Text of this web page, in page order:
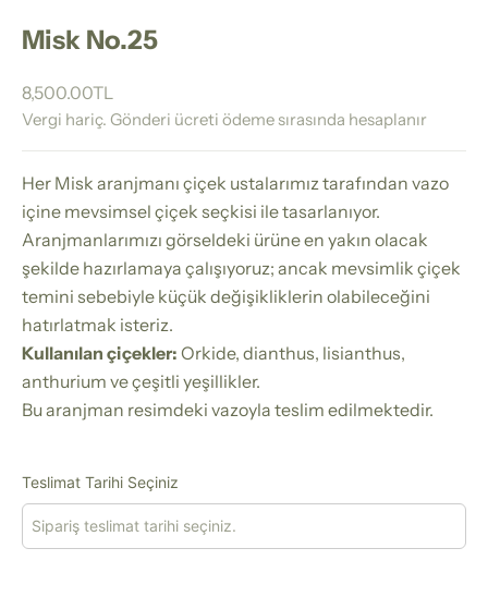
Misk No.25
İndirimli fiyat
8,500.00TL
Vergi hariç. Gönderi ücreti ödeme sırasında hesaplanır
Her Misk aranjmanı çiçek ustalarımız tarafından vazo
içine mevsimsel çiçek seçkisi ile tasarlanıyor.
Aranjmanlarımızı görseldeki ürüne en yakın olacak
şekilde hazırlamaya çalışıyoruz; ancak mevsimlik çiçek
temini sebebiyle küçük değişikliklerin olabileceğini
hatırlatmak isteriz.
Kullanılan çiçekler: Orkide, dianthus, lisianthus,
anthurium ve çeşitli yeşillikler.
Bu aranjman resimdeki vazoyla teslim edilmektedir.
Teslimat Tarihi Seçiniz